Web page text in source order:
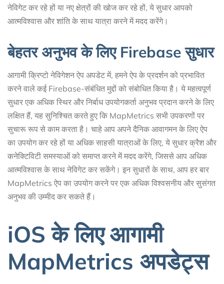
नेविगेट कर रहे हों या नए क्षेत्रों की खोज कर रहे हों, ये सुधार आपको
आत्मविश्वास और शांति के साथ यात्रा करने में मदद करेंगे।
बेहतर अनुभव के लिए Firebase सुधार
आगामी क्रिप्टो नेविगेशन ऐप अपडेट में, हमने ऐप के प्रदर्शन को प्रभावित
करने वाले कई Firebase-संबंधित मुद्दों को संबोधित किया है। ये महत्वपूर्ण
सुधार एक अधिक स्थिर और निर्बाध उपयोगकर्ता अनुभव प्रदान करने के लिए
लक्षित हैं, यह सुनिश्चित करते हुए कि MapMetrics सभी उपकरणों पर
सुचारू रूप से काम करता है। चाहे आप अपने दैनिक आवागमन के लिए ऐप
का उपयोग कर रहे हों या अधिक साहसी यात्राओं के लिए, ये सुधार क्रैश और
कनेक्टिविटी समस्याओं को समाप्त करने में मदद करेंगे, जिससे आप अधिक
आत्मविश्वास के साथ नेविगेट कर सकेंगे। इन सुधारों के साथ, आप हर बार
MapMetrics ऐप का उपयोग करने पर एक अधिक विश्वसनीय और सुसंगत
अनुभव की उम्मीद कर सकते हैं।
iOS के लिए आगामी
MapMetrics अपडेट्स